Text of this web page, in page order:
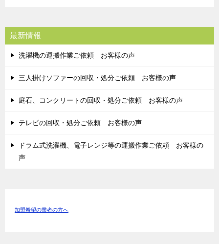
最新情報
洗濯機の運搬作業ご依頼 お客様の声
三人掛けソファーの回収・処分ご依頼 お客様の声
庭石、コンクリートの回収・処分ご依頼 お客様の声
テレビの回収・処分ご依頼 お客様の声
ドラム式洗濯機、電子レンジ等の運搬作業ご依頼 お客様の
声
加盟希望の業者の方へ